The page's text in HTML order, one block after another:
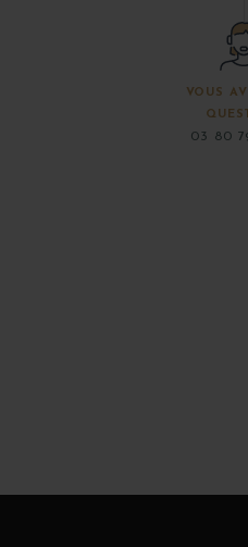
VOUS
03 80